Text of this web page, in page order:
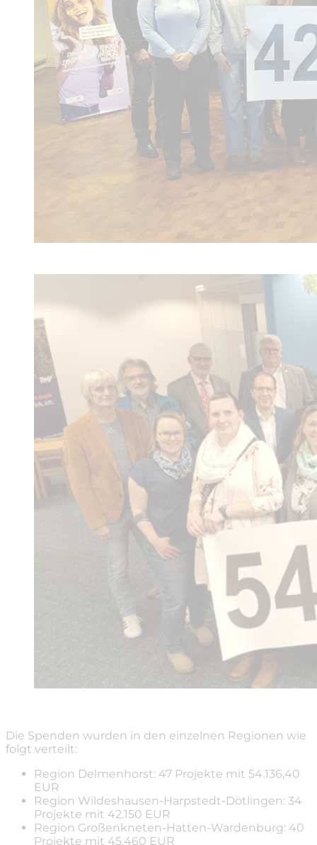
Die Spenden wurden in den einzelnen Regionen wie
folgt verteilt:
Region Delmenhorst: 47 Projekte mit 54.136,40
EUR
Region Wildeshausen-Harpstedt-Dötlingen: 34
Projekte mit 42.150 EUR
Region Großenkneten-Hatten-Wardenburg: 40
Projekte mit 45.460 EUR